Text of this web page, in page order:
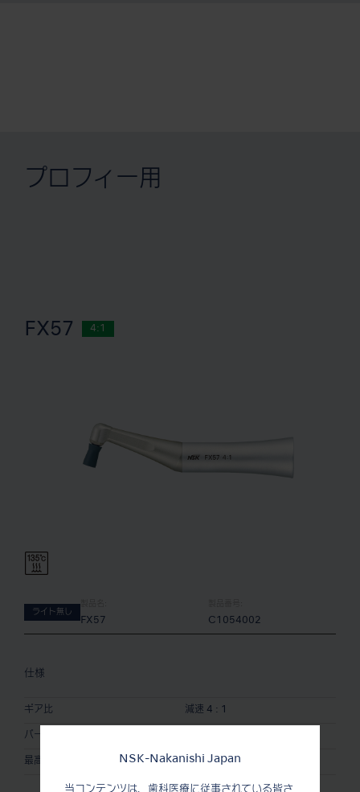
NSK-Nakanishi Japan
当コンテンツは、歯科医療に従事されている皆さ
プロフィー用
FX57 4:1
ライト無し
FX57 C1054002
仕様
ギア比 減速 4 : 1
バー / チップ
最高許容回転速度 5,000 min -1